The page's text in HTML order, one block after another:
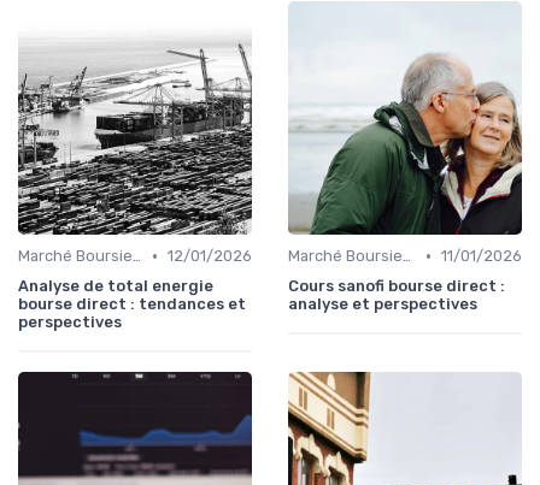
Marché Boursier et Fonds d'Investissement • 12/01/2026
Analyse de total energie
bourse direct : tendances et
perspectives
Marché Boursier et Fonds d'Investissement • 11/01/2026
Cours sanofi bourse direct :
analyse et perspectives